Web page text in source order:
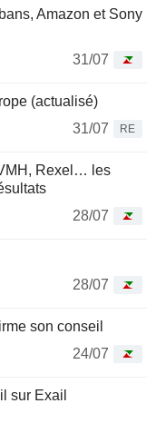
Amazon et Sony
31/07
(actualisé)
31/07
RE
Rexel… les
28/07
28/07
son conseil
24/07
sur Exail